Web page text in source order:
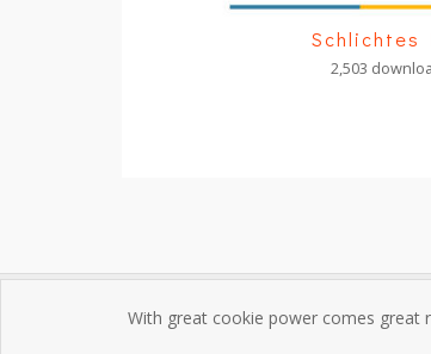
Schlichtes
2,503
With great cookie power comes great